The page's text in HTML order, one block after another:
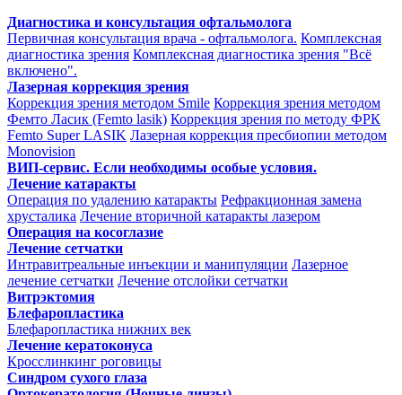
Диагностика и консультация офтальмолога
Первичная консультация врача - офтальмолога. Комплексная
диагностика зрения Комплексная диагностика зрения "Всё
включено".
Лазерная коррекция зрения
Коррекция зрения методом Smile Коррекция зрения методом
Фемто Ласик (Femto lasik) Коррекция зрения по методу ФРК
Femto Super LASIK Лазерная коррекция пресбиопии методом
Monovision
ВИП-сервис. Если необходимы особые условия.
Лечение катаракты
Операция по удалению катаракты Рефракционная замена
хрусталика Лечение вторичной катаракты лазером
Операция на косоглазие
Лечение сетчатки
Интравитреальные инъекции и манипуляции Лазерное
лечение сетчатки Лечение отслойки сетчатки
Витрэктомия
Блефаропластика
Блефаропластика нижних век
Лечение кератоконуса
Кросслинкинг роговицы
Синдром сухого глаза